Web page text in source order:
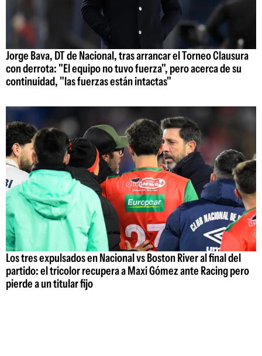
Jorge Bava, DT de Nacional, tras arrancar el Torneo Clausura
con derrota: "El equipo no tuvo fuerza", pero acerca de su
continuidad, "las fuerzas están intactas"
Los tres expulsados en Nacional vs Boston River al final del
partido: el tricolor recupera a Maxi Gómez ante Racing pero
pierde a un titular fijo